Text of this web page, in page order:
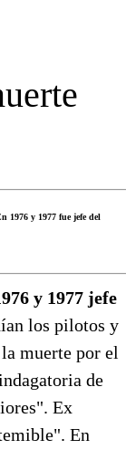
1976 y 1977 fue jefe del
y 1977 jefe
los pilotos y
muerte por el
de
Ex
En